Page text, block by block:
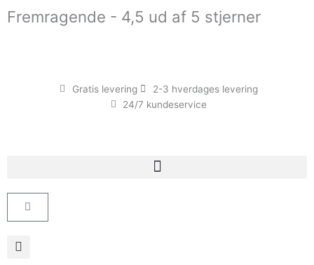
Fremragende - 4,5 ud af 5 stjerner
Gratis levering
2-3 hverdages levering
24/7 kundeservice
Kurv